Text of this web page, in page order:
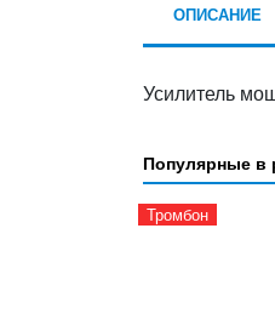
ОПИСАНИЕ
Усилитель
Популярные в
Тромбон